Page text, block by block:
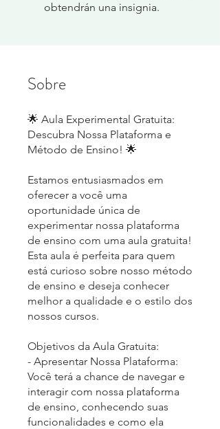
obtendrán una insignia.
Sobre
🌟 Aula Experimental Gratuita:
Descubra Nossa Plataforma e
Método de Ensino! 🌟
Estamos entusiasmados em
oferecer a você uma
oportunidade única de
experimentar nossa plataforma
de ensino com uma aula gratuita!
Esta aula é perfeita para quem
está curioso sobre nosso método
de ensino e deseja conhecer
melhor a qualidade e o estilo dos
nossos cursos.
Objetivos da Aula Gratuita:
- Apresentar Nossa Plataforma:
Você terá a chance de navegar e
interagir com nossa plataforma
de ensino, conhecendo suas
funcionalidades e como ela